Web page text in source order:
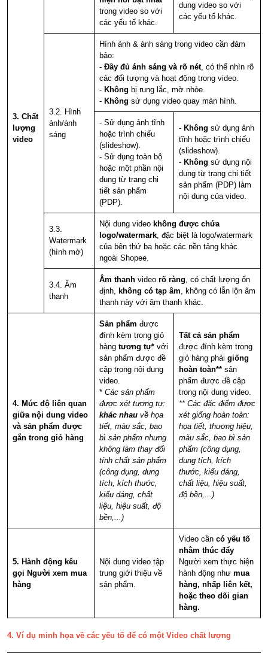
3. Chất
lượng
video
trong video so với
các yếu tố khác.
dung video so với
các yếu tố khác.
3.2. Hình
ảnh/ánh
sáng
Hình ảnh & ánh sáng trong video cần đảm
bảo:
- Đầy đủ ánh sáng và rõ nét, có thể nhìn rõ
các đối tượng và hoạt động trong video.
- Không bị rung lắc, mờ nhòe.
- Không sử dụng video quay màn hình.
- Sử dụng ảnh tĩnh
hoặc trình chiếu
(slideshow).
- Sử dụng toàn bộ
hoặc một phần nội
dung từ trang chi
tiết sản phẩm
(PDP).
- Không sử dụng ảnh
tĩnh hoặc trình chiếu
(slideshow).
- Không sử dụng nội
dung từ trang chi tiết
sản phẩm (PDP) làm
nội dung của video.
3.3.
Watermark
(hình mờ)
Nội dung video không được chứa
logo/watermark, đặc biệt là logo/watermark
của bên thứ ba hoặc các nền tảng khác
ngoài Shopee.
3.4. Âm
thanh
Âm thanh video rõ ràng, có chất lượng ổn
định, không có tạp âm, không có lẫn lộn âm
thanh này với âm thanh khác.
4. Mức độ liên quan
giữa nội dung video
và sản phẩm được
gắn trong giỏ hàng
Sản phẩm được
đính kèm trong giỏ
hàng tương tự* với
sản phẩm được đề
cập trong nội dung
video.
* Các sản phẩm
được xét tương tự:
khác nhau về họa
tiết, màu sắc, bao
bì sản phẩm nhưng
không làm thay đổi
tính chất sản phẩm
(công dụng, dung
tích, kích thước,
kiểu dáng, chất
liệu, hiệu suất, độ
bền,...)
Tất cả sản phẩm
được đính kèm trong
giỏ hàng phải giống
hoàn toàn** sản
phẩm được đề cập
trong nội dung video.
** Các đặc điểm được
xét giống hoàn toàn:
họa tiết, thương hiệu,
màu sắc, bao bì sản
phẩm (công dụng,
dung tích, kích
thước, kiểu dáng,
chất liệu, hiệu suất,
độ bền,...)
5. Hành động kêu
gọi Người xem mua
hàng
Nội dung video tập
trung giới thiệu về
sản phẩm.
Video cần có yếu tố
nhằm thúc đẩy
Người xem thực hiện
hành động như mua
hàng, nhấp liên kết,
hoặc theo dõi gian
hàng.
4. Ví dụ minh họa về các yếu tố để có một Video chất lượng